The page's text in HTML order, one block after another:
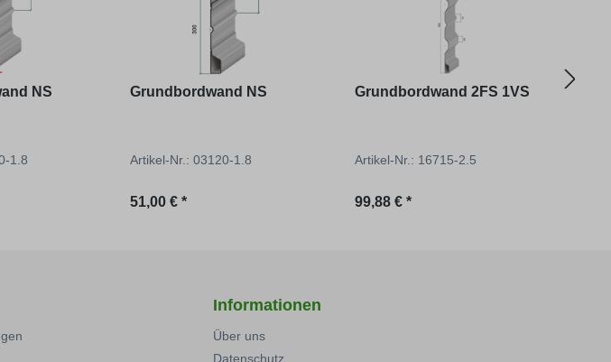
NS
1.8
Grundbordwand NS
Artikel-Nr.: 03120-1.8
Regulärer Preis:
51,00 € *
Grundbordwand 2FS 1VS
Artikel-Nr.: 16715-2.5
Regulärer Preis:
99,88 € *
Informationen
Über uns
Datenschutz